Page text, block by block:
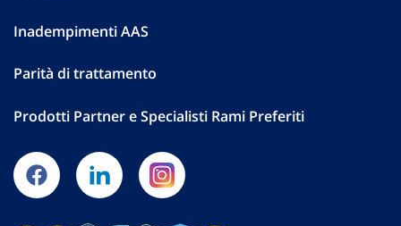
Inadempimenti AAS
Parità di trattamento
Prodotti Partner e Specialisti Rami Preferiti